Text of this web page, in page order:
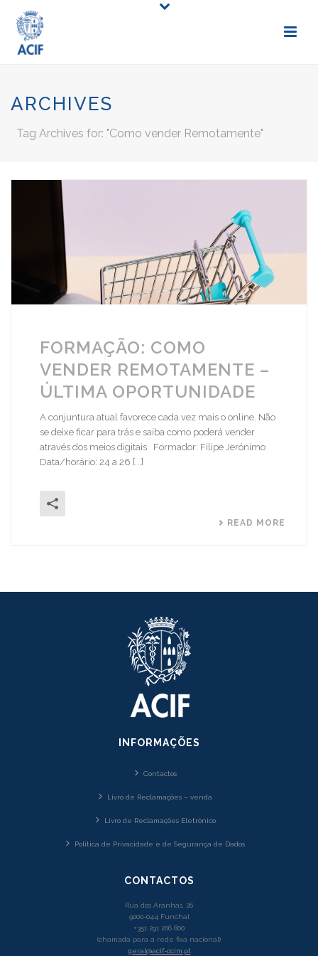
ARCHIVES
Tag Archives for: "Como vender Remotamente"
FORMAÇÃO: COMO
VENDER REMOTAMENTE –
ÚLTIMA OPORTUNIDADE
A conjuntura atual favorece cada vez mais o online. Não
se deixe ficar para trás e saiba como poderá vender
através dos meios digitais Formador: Filipe Jerónimo
Data/horário: 24 a 26 [...]
READ MORE
INFORMAÇÕES
Contactos
Livro de Reclamações – venda
Livro de Reclamações Eletrónico
Política de Privacidade e de Segurança de Dados
CONTACTOS
Rua dos Aranhas, 26
9000-044 Funchal
+351 291 206 800
(chamada para a rede fixa nacional)
geral@acif-ccim.pt